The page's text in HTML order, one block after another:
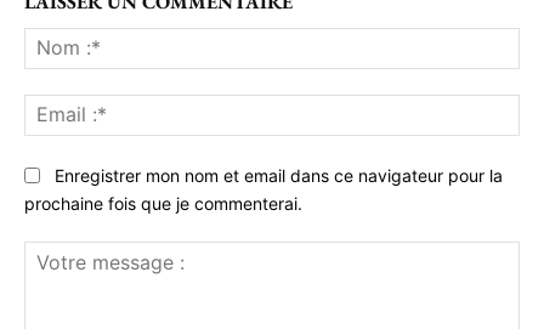
:*
:*
Enregistrer mon nom et email dans ce navigateur pour la
prochaine fois que je commenterai.